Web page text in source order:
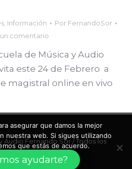
Información Por FernandoSor
comentario
de Música y Audio
este 24 de Febrero a
magistral online en vivo
Audio Fernando Sor / Todos los
ayudarte?
asegurar que damos la mejor
nuestra web. Si sigues utilizando
que estás de acuerdo.
Vale